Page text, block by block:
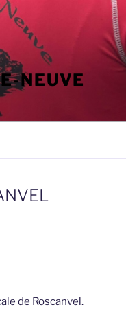
NEUVE
de Roscanvel.